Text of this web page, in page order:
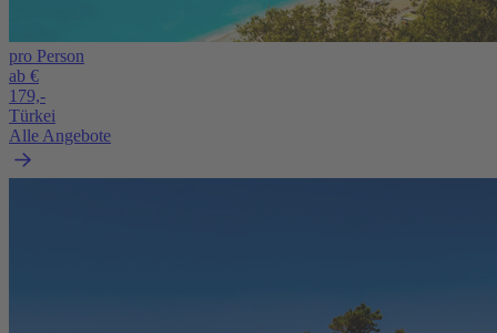
pro Person
ab €
179,-
Türkei
Alle Angebote